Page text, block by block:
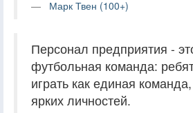
Марк Твен (100+)
Персонал предприятия -
футбольная команда:
играть как единая
ярких личностей.